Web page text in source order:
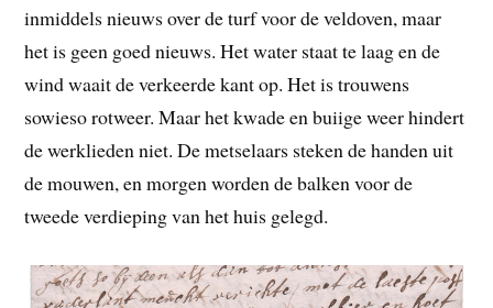
inmiddels nieuws over de turf voor de veldoven, maar
het is geen goed nieuws. Het water staat te laag en de
wind waait de verkeerde kant op. Het is trouwens
sowieso rotweer. Maar het kwade en buiige weer hindert
de werklieden niet. De metselaars steken de handen uit
de mouwen, en morgen worden de balken voor de
tweede verdieping van het huis gelegd.